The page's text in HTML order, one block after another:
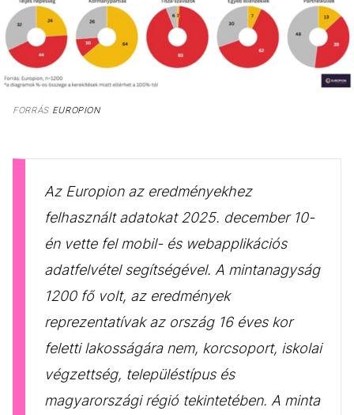
FORRÁSEUROPION
Az Europion az eredményekhez
felhasznált adatokat 2025. december 10-
én vette fel mobil- és webapplikációs
adatfelvétel segítségével. A mintanagyság
1200 fő volt, az eredmények
reprezentatívak az ország 16 éves kor
feletti lakosságára nem, korcsoport, iskolai
végzettség, településtípus és
magyarországi régió tekintetében. A minta